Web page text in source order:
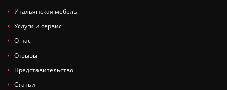
Итальянская мебель
Услуги и сервис
О нас
Отзывы
Представительство
Статьи